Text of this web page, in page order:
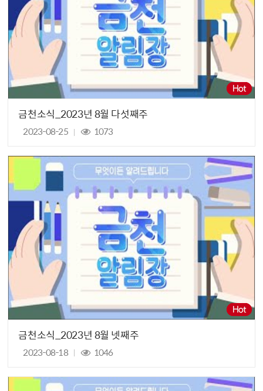
금천소식_2023년 8월 다섯째주
2023-08-25 1073
금천소식_2023년 8월 넷째주
2023-08-18 1046